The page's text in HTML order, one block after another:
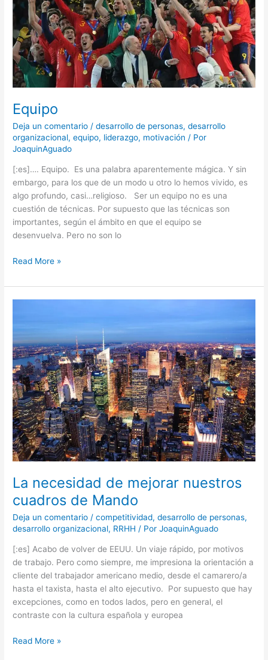
Equipo
Deja un comentario /desarrollo de personas,desarrollo
organizacional,equipo, liderazgo, motivación / Por
JoaquinAguado
[:es]…. Equipo. Es una palabra aparentemente mágica. Y sin
embargo, para los que de un modo u otro lo hemos vivido, es
algo profundo, casi…religioso. Ser un equipo no es una
cuestión de técnicas. Por supuesto que las técnicas son
importantes, según el ámbito en que el equipo se
desenvuelva. Pero no son lo
Read More »
La necesidad de mejorar nuestros
cuadros de Mando
Deja un comentario /competitividad,desarrollo de personas,
desarrollo organizacional, RRHH / PorJoaquinAguado
[:es] Acabo de volver de EEUU. Un viaje rápido, por motivos
de trabajo. Pero como siempre, me impresiona la orientación a
cliente del trabajador americano medio, desde el camarero/a
hasta el taxista, hasta el alto ejecutivo. Por supuesto que hay
excepciones, como en todos lados, pero en general, el
contraste con la cultura española y europea
mejorar
nuestros
cuadros
de
Mando
Read More »